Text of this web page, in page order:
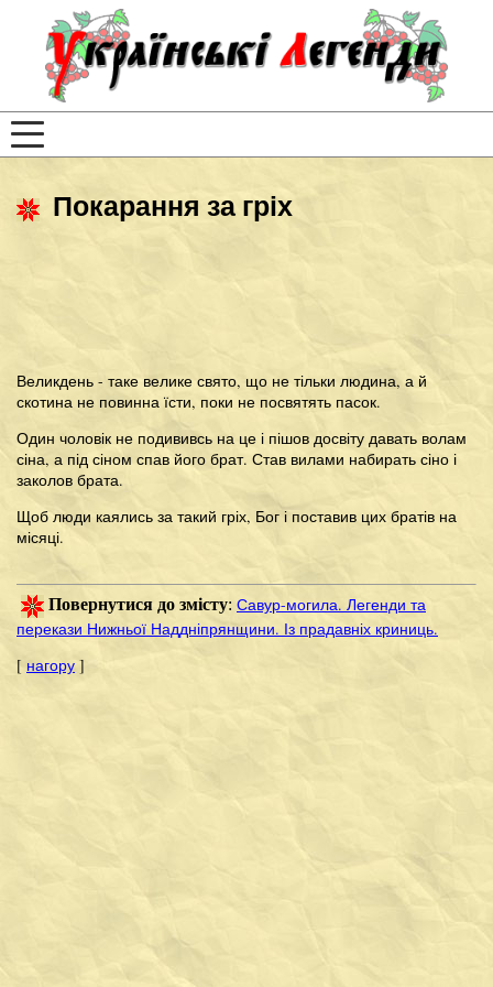
Покарання за гріх
Великдень - таке велике свято, що не тільки людина, а й
скотина не повинна їсти, поки не посвятять пасок.
Один чоловік не подививсь на це і пішов досвіту давать волам
сіна, а під сіном спав його брат. Став вилами набирать сіно і
заколов брата.
Щоб люди каялись за такий гріх, Бог і поставив цих братів на
місяці.
Повернутися до змісту: Савур-могила. Легенди та
перекази Нижньої Наддніпрянщини. Із прадавніх криниць.
[ нагору ]